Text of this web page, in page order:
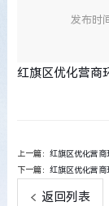
发布时
红旗区优化营商
上一篇：红旗区优化营商
下一篇：红旗区优化营商
返回列表